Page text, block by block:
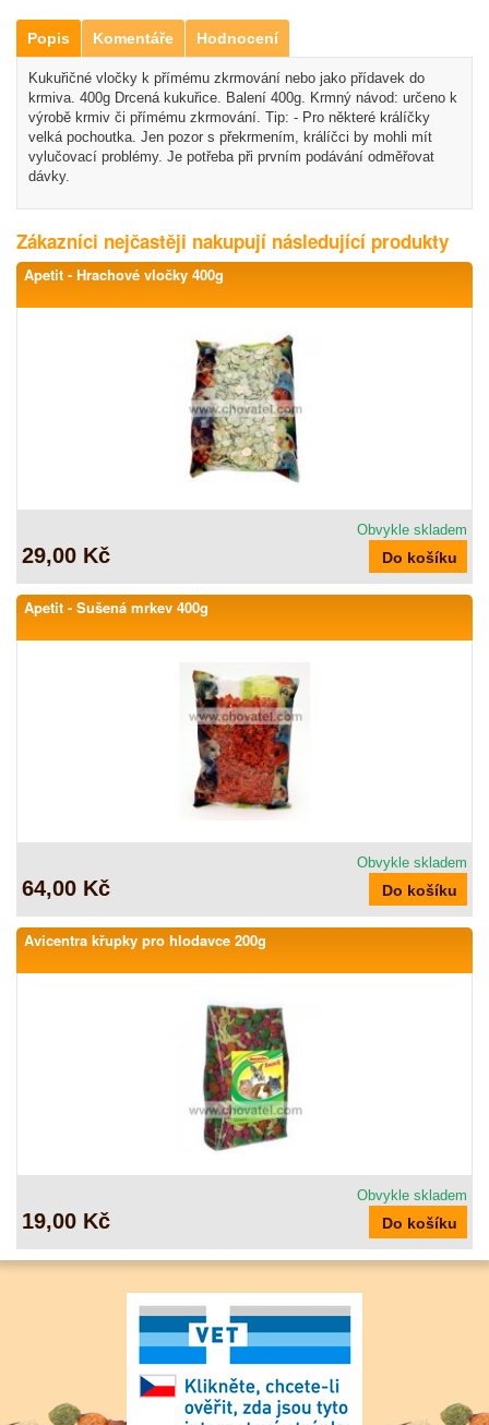
Popis Komentáře Hodnocení
Kukuřičné vločky k přímému zkrmování nebo jako přídavek do
krmiva. 400g Drcená kukuřice. Balení 400g. Krmný návod: určeno k
výrobě krmiv či přímému zkrmování. Tip: - Pro některé králíčky
velká pochoutka. Jen pozor s překrmením, králíčci by mohli mít
vylučovací problémy. Je potřeba při prvním podávání odměřovat
dávky.
Zákazníci nejčastěji nakupují následující produkty
Apetit - Hrachové vločky 400g
Obvykle skladem
29,00 Kč
Apetit - Sušená mrkev 400g
Obvykle skladem
64,00 Kč
Avicentra křupky pro hlodavce 200g
Obvykle skladem
19,00 Kč